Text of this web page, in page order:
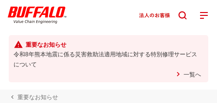
重要なお知らせ
令和8年熊本地震に係る災害救助法適用地域に対する特別修理サービス
について
一覧へ
重要なお知らせ